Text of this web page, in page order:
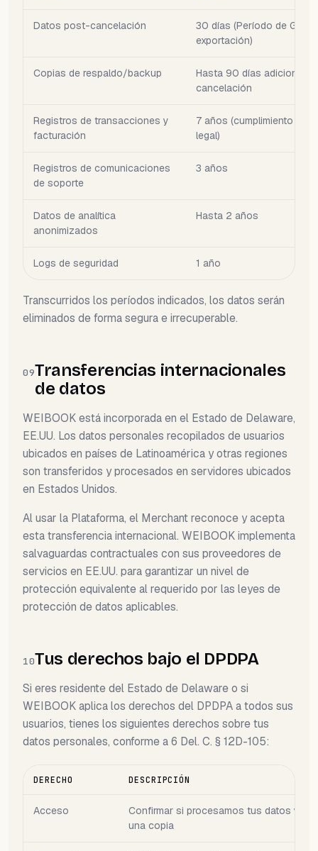
Datos post-cancelación
30 días (Período de
exportación)
Copias de respaldo/backup
Hasta 90 días
cancelación
Registros de transacciones y
facturación
7 años (cumplimiento
legal)
Registros de comunicaciones
de soporte
3 años
Datos de analítica
anonimizados
Hasta 2 años
Logs de seguridad 1 año
Transcurridos los períodos indicados, los datos serán
eliminados de forma segura e irrecuperable.
09Transferencias internacionales
de datos
WEIBOOK está incorporada en el Estado de Delaware,
EE.UU. Los datos personales recopilados de usuarios
ubicados en países de Latinoamérica y otras regiones
son transferidos y procesados en servidores ubicados
en Estados Unidos.
Al usar la Plataforma, el Merchant reconoce y acepta
esta transferencia internacional. WEIBOOK implementa
salvaguardas contractuales con sus proveedores de
servicios en EE.UU. para garantizar un nivel de
protección equivalente al requerido por las leyes de
protección de datos aplicables.
10Tus derechos bajo el DPDPA
Si eres residente del Estado de Delaware o si
WEIBOOK aplica los derechos del DPDPA a todos sus
usuarios, tienes los siguientes derechos sobre tus
datos personales, conforme a 6 Del. C. § 12D-105:
DERECHO DESCRIPCIÓN
Acceso
Confirmar si procesamos tus datos y
una copia